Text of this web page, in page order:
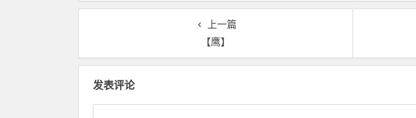
上一篇
【鹰】
发表评论